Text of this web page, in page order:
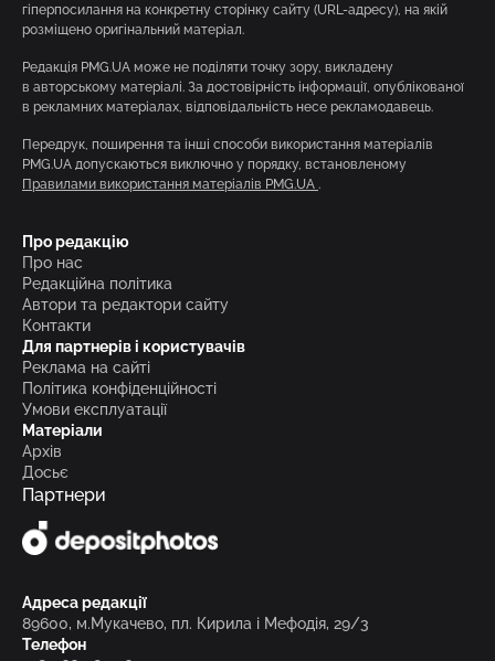
гіперпосилання на конкретну сторінку сайту (URL-адресу), на якій
розміщено оригінальний матеріал.
Редакція PMG.UA може не поділяти точку зору, викладену
в авторському матеріалі. За достовірність інформації, опублікованої
в рекламних матеріалах, відповідальність несе рекламодавець.
Передрук, поширення та інші способи використання матеріалів
PMG.UA допускаються виключно у порядку, встановленому
Правилами використання матеріалів PMG.UA .
Про редакцію
Про нас
Редакційна політика
Автори та редактори сайту
Контакти
Для партнерів і користувачів
Реклама на сайті
Політика конфіденційності
Умови експлуатації
Матеріали
Архів
Досьє
Партнери
Адреса редакції
89600, м.Мукачево, пл. Кирила і Мефодія, 29/3
Телефон